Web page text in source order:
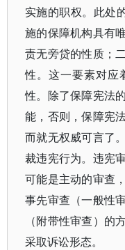
实施的职权。此处
施的保障机构具有
责无旁贷的性质；
性。这一要素对应
性。除了保障宪法
能，否则，保障宪
而就无权威可言了
裁违宪行为。违宪
可能是主动的审查
事先审查（一般性
（附带性审查）的
采取诉讼形态。